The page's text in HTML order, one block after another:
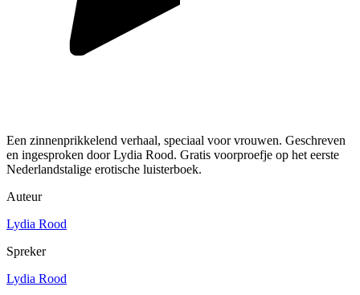
Een zinnenprikkelend verhaal, speciaal voor vrouwen. Geschreven
en ingesproken door Lydia Rood. Gratis voorproefje op het eerste
Nederlandstalige erotische luisterboek.
Auteur
Lydia Rood
Spreker
Lydia Rood